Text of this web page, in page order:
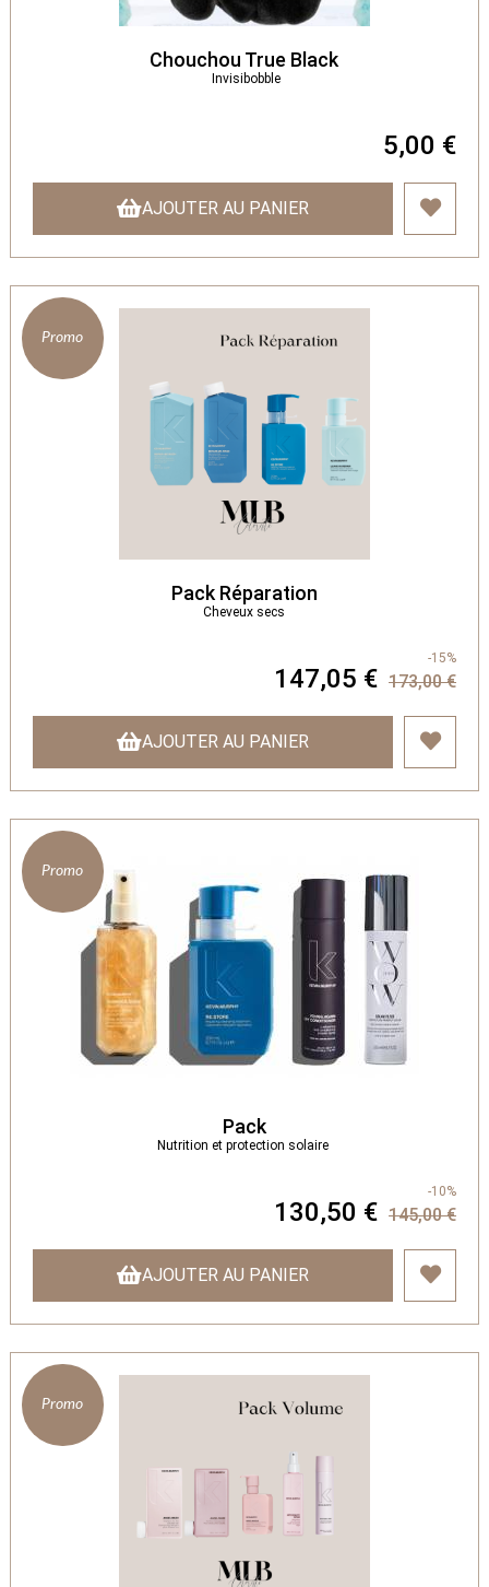
Chouchou True Black
Invisibobble
5,00 €
AJOUTER AU PANIER
Pack Réparation
Cheveux secs
147,05 € 173,00 €
-15%
AJOUTER AU PANIER
Promo
Pack
Nutrition et protection solaire
130,50 € 145,00 €
-10%
AJOUTER AU PANIER
Promo
Promo